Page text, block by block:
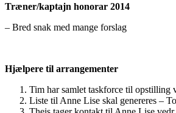
Træner/kaptajn honorar 2014
– Bred snak med mange forslag
Hjælpere til arrangementer
Tim har samlet taskforce til opstilling
Liste til Anne Lise skal genereres –